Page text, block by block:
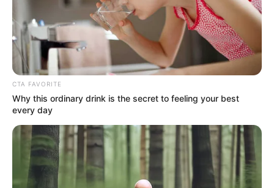
CTA FAVORITE
Why this ordinary drink is the secret to feeling your best
every day